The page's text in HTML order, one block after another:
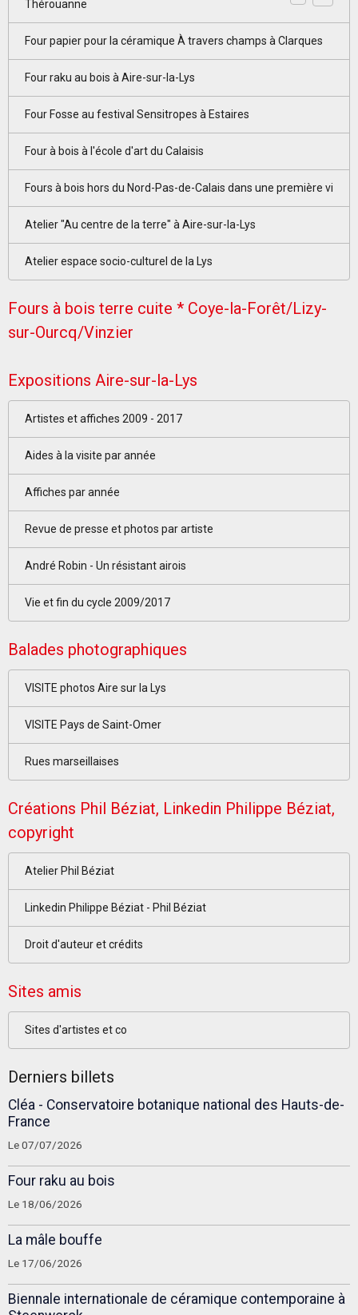
Thérouanne
Four papier pour la céramique À travers champs à Clarques
Four raku au bois à Aire-sur-la-Lys
Four Fosse au festival Sensitropes à Estaires
Four à bois à l'école d'art du Calaisis
Fours à bois hors du Nord-Pas-de-Calais dans une première vi
Atelier "Au centre de la terre" à Aire-sur-la-Lys
Atelier espace socio-culturel de la Lys
Fours à bois terre cuite * Coye-la-Forêt/Lizy-
sur-Ourcq/Vinzier
Expositions Aire-sur-la-Lys
Artistes et affiches 2009 - 2017
Aides à la visite par année
Affiches par année
Revue de presse et photos par artiste
André Robin - Un résistant airois
Vie et fin du cycle 2009/2017
Balades photographiques
VISITE photos Aire sur la Lys
VISITE Pays de Saint-Omer
Rues marseillaises
Créations Phil Béziat, Linkedin Philippe Béziat,
copyright
Atelier Phil Béziat
Linkedin Philippe Béziat - Phil Béziat
Droit d'auteur et crédits
Sites amis
Sites d'artistes et co
Derniers billets
Cléa - Conservatoire botanique national des Hauts-de-
France
Le 07/07/2026
Four raku au bois
Le 18/06/2026
La mâle bouffe
Le 17/06/2026
Biennale internationale de céramique contemporaine à